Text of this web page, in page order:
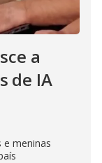
a
de IA
e meninas